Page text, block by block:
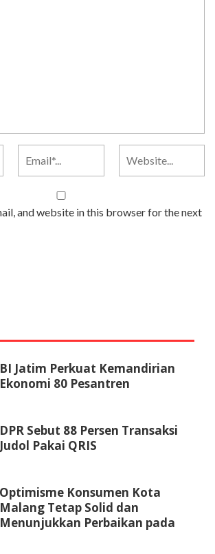
and website in this browser for the next
BI Jatim Perkuat Kemandirian
Ekonomi 80 Pesantren
DPR Sebut 88 Persen Transaksi
Judol Pakai QRIS
Optimisme Konsumen Kota
Malang Tetap Solid dan
Menunjukkan Perbaikan pada